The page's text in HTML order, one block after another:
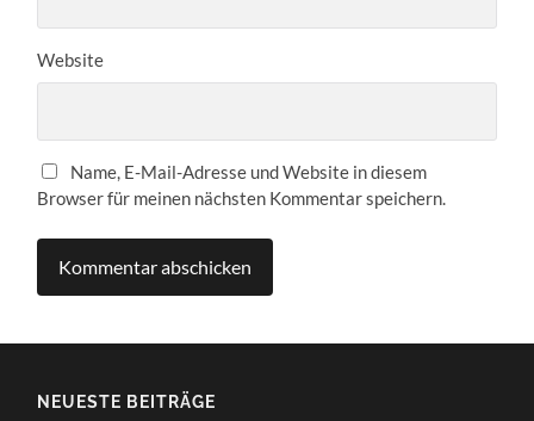
Website
Name, E-Mail-Adresse und Website in diesem
Browser für meinen nächsten Kommentar speichern.
NEUESTE BEITRÄGE